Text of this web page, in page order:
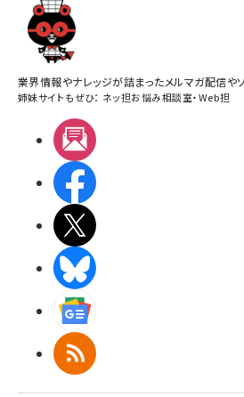
業界情報やナレッジが詰まったメルマガ配信やソ
姉妹サイトもぜひ： ネッ担お悩み相談室・Web担
RSS